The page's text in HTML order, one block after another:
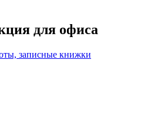
для офиса
записные книжки